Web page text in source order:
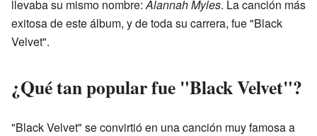
llevaba su mismo nombre:Alannah Myles. La canción más
exitosa de este álbum, y de toda su carrera, fue "Black
Velvet".
¿Qué tan popular fue "Black Velvet"?
"Black Velvet" se convirtió en una canción muy famosa a